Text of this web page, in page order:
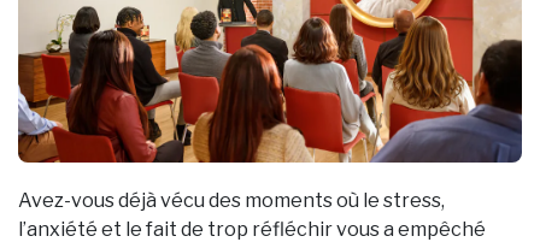
Avez-vous déjà vécu des moments où le stress,
l’anxiété et le fait de trop réfléchir vous a empêché